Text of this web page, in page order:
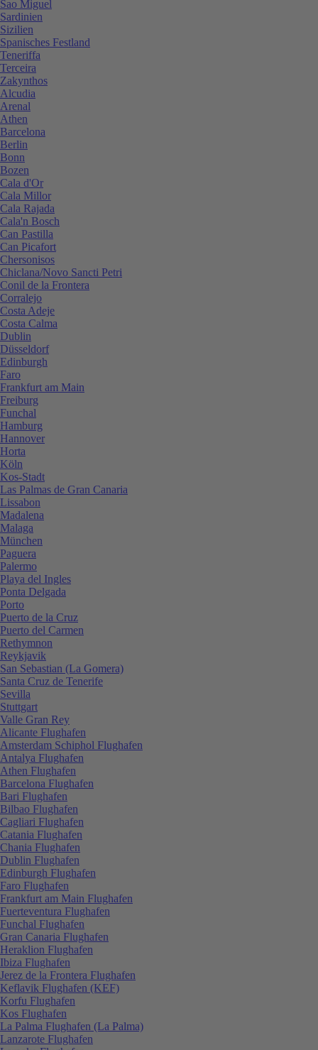
Sao Miguel
Sardinien
Sizilien
Spanisches Festland
Teneriffa
Terceira
Zakynthos
Alcudia
Arenal
Athen
Barcelona
Berlin
Bonn
Bozen
Cala d'Or
Cala Millor
Cala Rajada
Cala'n Bosch
Can Pastilla
Can Picafort
Chersonisos
Chiclana/Novo Sancti Petri
Conil de la Frontera
Corralejo
Costa Adeje
Costa Calma
Dublin
Düsseldorf
Edinburgh
Faro
Frankfurt am Main
Freiburg
Funchal
Hamburg
Hannover
Horta
Köln
Kos-Stadt
Las Palmas de Gran Canaria
Lissabon
Madalena
Malaga
München
Paguera
Palermo
Playa del Ingles
Ponta Delgada
Porto
Puerto de la Cruz
Puerto del Carmen
Rethymnon
Reykjavik
San Sebastian (La Gomera)
Santa Cruz de Tenerife
Sevilla
Stuttgart
Valle Gran Rey
Alicante Flughafen
Amsterdam Schiphol Flughafen
Antalya Flughafen
Athen Flughafen
Barcelona Flughafen
Bari Flughafen
Bilbao Flughafen
Cagliari Flughafen
Catania Flughafen
Chania Flughafen
Dublin Flughafen
Edinburgh Flughafen
Faro Flughafen
Frankfurt am Main Flughafen
Fuerteventura Flughafen
Funchal Flughafen
Gran Canaria Flughafen
Heraklion Flughafen
Ibiza Flughafen
Jerez de la Frontera Flughafen
Keflavik Flughafen (KEF)
Korfu Flughafen
Kos Flughafen
La Palma Flughafen (La Palma)
Lanzarote Flughafen